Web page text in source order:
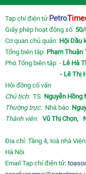
Tạp chí điện tử Petro
Giấy phép hoạt động số:
Cơ quan chủ quản: Hội Dầu
Tổng biên tập: Phạm Thuận
Phó Tổng biên tập: - Lê Hà
- Lê Thị
Hội đồng cố vấn
Chủ tịch:TS Nguyễn Hồng
Thường trực: Nhà báo
Thành viên: Vũ Thị Chọn,
Địa chỉ: Tầng 4, toà nhà
Hà Nội.
Email Tạp chí điện tử: